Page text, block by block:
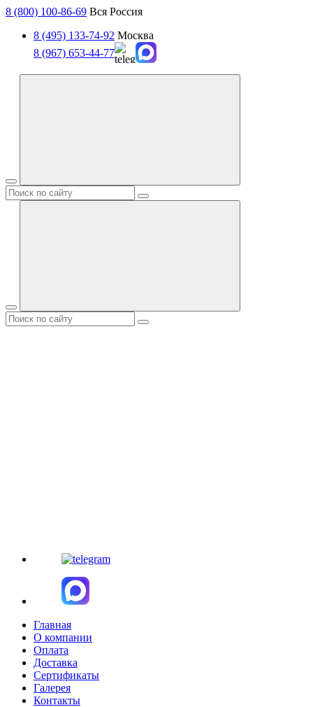
8 (800) 100-86-69 Вся Россия
8 (495) 133-74-92 Москва
8 (967) 653-44-77
Главная
О компании
Оплата
Доставка
Сертификаты
Галерея
Контакты